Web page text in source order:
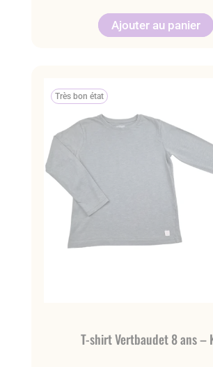
Ajouter au panier
Très bon état
T-shirt Vertbaudet 8 ans –